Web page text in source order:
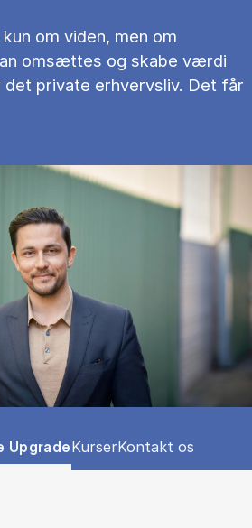
om viden, men om
omsættes og skabe værdi
private erhvervsliv. Det får
UpgradeShow panel
KurserShow panel
Kontakt os